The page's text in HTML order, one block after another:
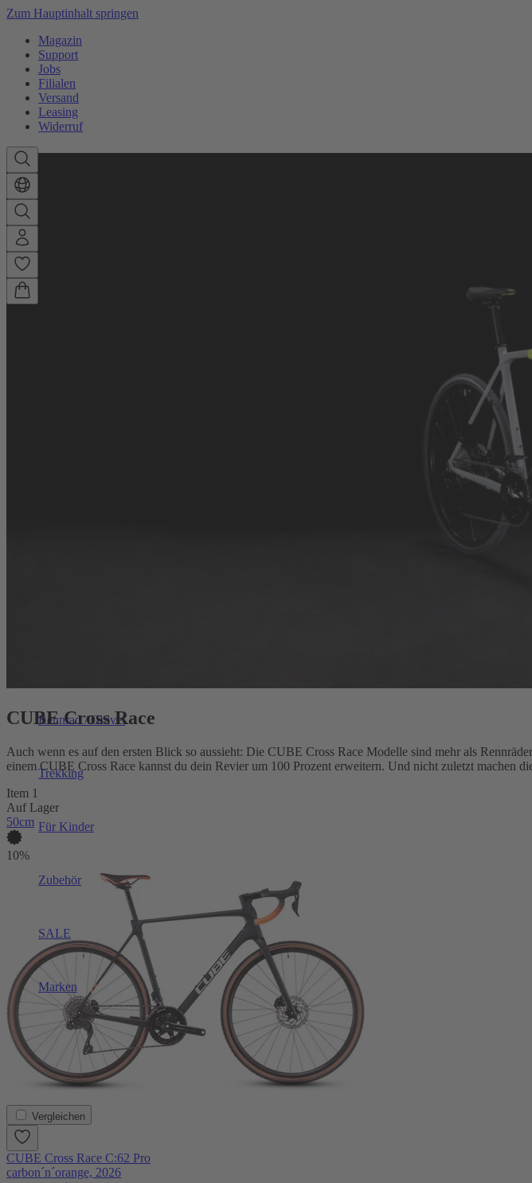
Zum Hauptinhalt springen
Magazin
Support
Jobs
Filialen
Versand
Leasing
Widerruf
Rennrad / Gravel
Trekking
Für Kinder
Zubehör
SALE
Marken
CUBE Cross Race
Auch wenn es auf den ersten Blick so aussieht: Die CUBE Cross Race Modelle sind mehr als
einem CUBE Cross Race kannst du dein Revier um 100 Prozent erweitern. Und nicht zuletzt machen
Item 1
Auf Lager
50cm
10%
Vergleichen
CUBE Cross Race C:62 Pro
carbon´n´orange, 2026